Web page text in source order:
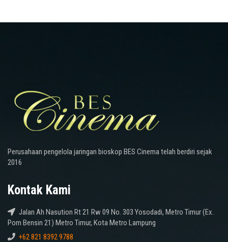
Perusahaan pengelola jaringan bioskop BES Cinema telah berdiri sejak
2016
Kontak Kami
Jalan Ah Nasution Rt 21 Rw 09 No. 303 Yosodadi, Metro Timur (Ex.
Pom Bensin 21) Metro Timur, Kota Metro Lampung
+62 821 8392 9788